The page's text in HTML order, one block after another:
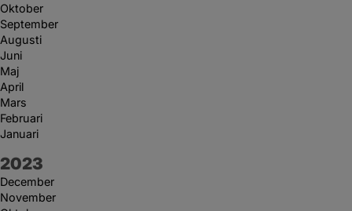
Oktober
September
Augusti
Juni
Maj
April
Mars
Februari
Januari
År:
2023
December
November